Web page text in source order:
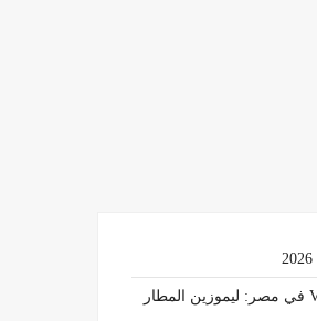
ايجار مرسيدس V_Class في مصر: ليموزين المطار